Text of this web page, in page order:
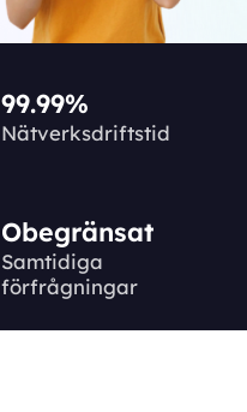
99.99%
Nätverks­driftstid
Obegränsat
Samtidiga
förfrågningar